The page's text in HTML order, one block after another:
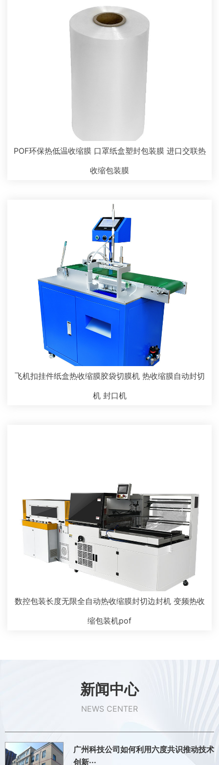
POF环保热低温收缩膜 口罩纸盒塑封包装膜 进口交联热
收缩包装膜
飞机扣挂件纸盒热收缩膜胶袋切膜机 热收缩膜自动封切
机 封口机
数控包装长度无限全自动热收缩膜封切边封机 变频热收
缩包装机pof
新闻中心
NEWS CENTER
广州科技公司如何利用六度共识推动技术
创新···